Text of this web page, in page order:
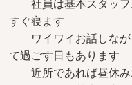
社員は基本スタッフ
すぐ寝ます
ワイワイお話しなが
て過ごす日もあります
近所であれば昼休み